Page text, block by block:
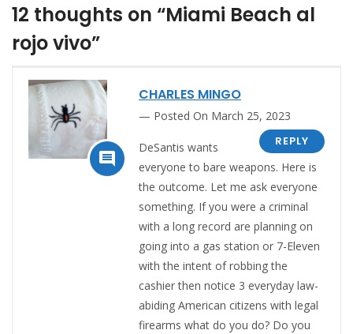
12 thoughts on “Miami Beach al
rojo vivo”

CHARLES MINGO
Posted On March 25, 2023
REPLY
DeSantis wants
everyone to bare weapons. Here is
the outcome. Let me ask everyone
something. If you were a criminal
with a long record are planning on
going into a gas station or 7-Eleven
with the intent of robbing the
cashier then notice 3 everyday law-
abiding American citizens with legal
firearms what do you do? Do you